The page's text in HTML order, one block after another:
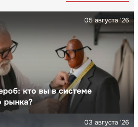
кто вы в системе
рынка?
05 августа '26
03 августа '26